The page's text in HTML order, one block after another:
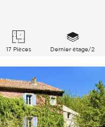
17 Pièces Dernier étage/2